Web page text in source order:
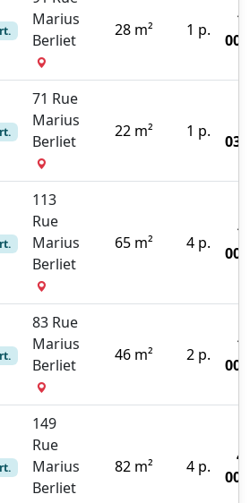
Marius
Berliet
28 m² 1 p.
71 Rue
Marius
Berliet
22 m² 1 p.
113
Rue
Marius
Berliet
65 m² 4 p.
83 Rue
Marius
Berliet
46 m² 2 p.
149
Rue
Marius
Berliet
82 m² 4 p.